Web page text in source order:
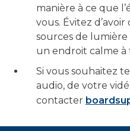
manière à ce que
vous. Évitez
sources de lumière
un endroit calme à
Si vous souhaitez
audio, de votre
contacter